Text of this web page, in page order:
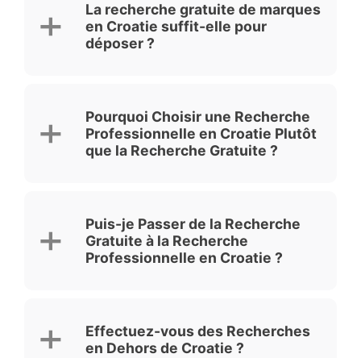
La recherche gratuite de marques
en Croatie suffit-elle pour
déposer ?
Pourquoi Choisir une Recherche
Professionnelle en Croatie Plutôt
que la Recherche Gratuite ?
Puis-je Passer de la Recherche
Gratuite à la Recherche
Professionnelle en Croatie ?
Effectuez-vous des Recherches
en Dehors de Croatie ?